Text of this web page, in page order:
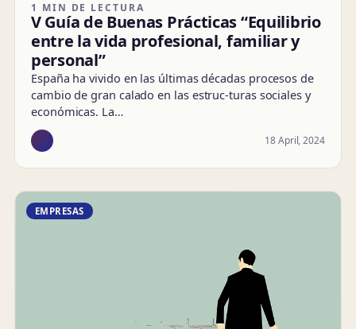
1 MIN DE LECTURA
V Guía de Buenas Prácticas “Equilibrio
entre la vida profesional, familiar y
personal”
España ha vivido en las últimas décadas procesos de
cambio de gran calado en las estruc-turas sociales y
económicas. La…
18 April, 2024
EMPRESAS